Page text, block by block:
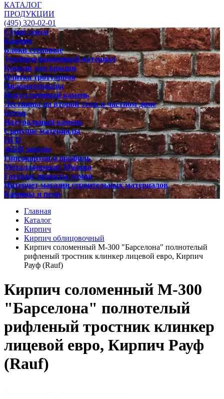
КАТАЛОГ
ПРОДУКЦИИ
(495) 320-02-01
Сухие смеси
Кирпич
Блоки стеновые
Теплоизоляционный материал
Кровля для крыши
Плитка тротуарная
Пиломатериалы
Искусственный камень
Лестницы на второй этаж в частном доме
Бетон
Натуральный камень
Сыпучие материалы
ПГП
ЖБИ заводы
Гипсокартон и профиль
Металлопрокат Москва
Готовые проекты домов
Интернет магазин строительных материалов
Камины и печи
Главная
Каталог
Кирпич
Кирпич облицовочный
Кирпич соломенный М-300 "Барселона" полнотелый
рифленый тростник клинкер лицевой евро, Кирпич
Рауф (Rauf)
Кирпич соломенный М-300
"Барселона" полнотелый
рифленый тростник клинкер
лицевой евро, Кирпич Рауф
(Rauf)